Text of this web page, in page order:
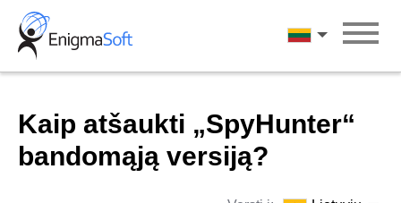
Skip
content
Lietuvių
Kaip atšaukti „SpyHunter“
bandomąją versiją?